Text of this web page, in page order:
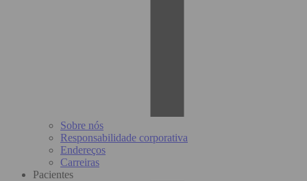
Sobre nós
Responsabilidade corporativa
Endereços
Carreiras
Pacientes